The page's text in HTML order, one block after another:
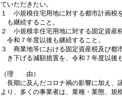
ていただきたい。
１ 小規模住宅用地に対する都市計画税
も継続すること。
２ 小規模非住宅用地に対する固定資産
令和７年度以後も継続すること。
３ 商業地等における固定資産税及び都
き下げる減額措置を、令和７年度以後
（理 由）
長期に及んだコロナ禍の影響に加え、
より、多くの事業者は、業種・業態、規